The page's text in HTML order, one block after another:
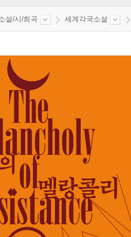
설/시/희곡 세계각국소설